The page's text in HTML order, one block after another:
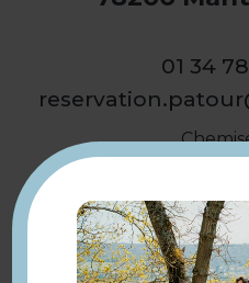
01 34
tous
place